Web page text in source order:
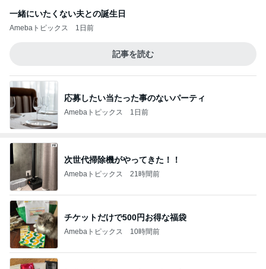
一緒にいたくない夫との誕生日
Amebaトピックス 1日前
記事を読む
応募したい当たった事のないパーティ
Amebaトピックス 1日前
次世代掃除機がやってきた！！
Amebaトピックス 21時間前
チケットだけで500円お得な福袋
Amebaトピックス 10時間前